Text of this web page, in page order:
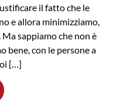
il fatto che le
e allora minimizziamo,
sappiamo che non è
bene, con le persone a
[…]